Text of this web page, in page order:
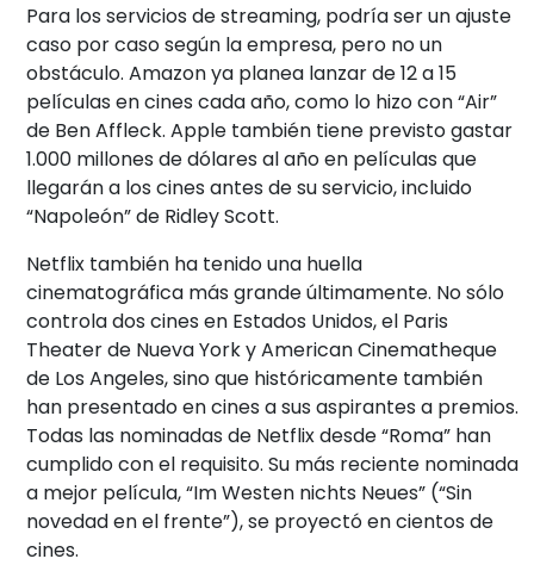
Para los servicios de streaming, podría ser un ajuste
caso por caso según la empresa, pero no un
obstáculo. Amazon ya planea lanzar de 12 a 15
películas en cines cada año, como lo hizo con “Air”
de Ben Affleck. Apple también tiene previsto gastar
1.000 millones de dólares al año en películas que
llegarán a los cines antes de su servicio, incluido
“Napoleón” de Ridley Scott.
Netflix también ha tenido una huella
cinematográfica más grande últimamente. No sólo
controla dos cines en Estados Unidos, el Paris
Theater de Nueva York y American Cinematheque
de Los Angeles, sino que históricamente también
han presentado en cines a sus aspirantes a premios.
Todas las nominadas de Netflix desde “Roma” han
cumplido con el requisito. Su más reciente nominada
a mejor película, “Im Westen nichts Neues” (“Sin
novedad en el frente”), se proyectó en cientos de
cines.